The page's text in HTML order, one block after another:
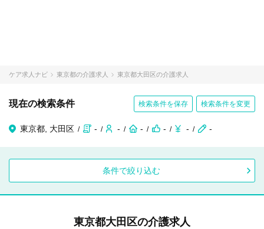
ケア求人ナビ 東京都の介護求人 東京都大田区の介護求人
現在の検索条件 検索条件を保存 検索条件を変更
東京都, 大田区 - - - - - -
条件で絞り込む
東京都大田区の介護求人